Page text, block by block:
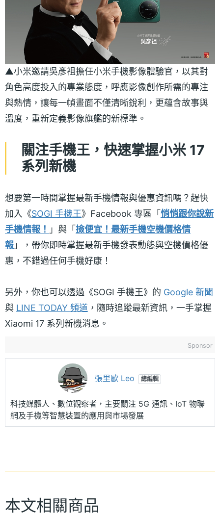
▲小米邀請吳彥祖擔任小米手機影像體驗官，以其對
角色高度投入的專業態度，呼應影像創作所需的專注
與熱情，讓每一幀畫面不僅清晰銳利，更蘊含故事與
溫度，重新定義影像旗艦的新標準。
關注手機王，快速掌握小米 17
系列新機
想要第一時間掌握最新手機情報與優惠資訊嗎？趕快
加入《SOGI 手機王》Facebook 專區「 悄悄跟你說新
手機情報！ 」與「 撿便宜！最新手機空機價格情
報 」，帶你即時掌握最新手機發表動態與空機價格優
惠，不錯過任何手機好康！
另外，你也可以透過《SOGI 手機王》的 Google 新聞
與 LINE TODAY 頻道 ，隨時追蹤最新資訊，一手掌握
Xiaomi 17 系列新機消息。
Sponsor
張里歐 Leo 總編輯
科技媒體人、數位觀察者，主要關注 5G 通訊、IoT 物聯
網及手機等智慧裝置的應用與市場發展
本文相關商品